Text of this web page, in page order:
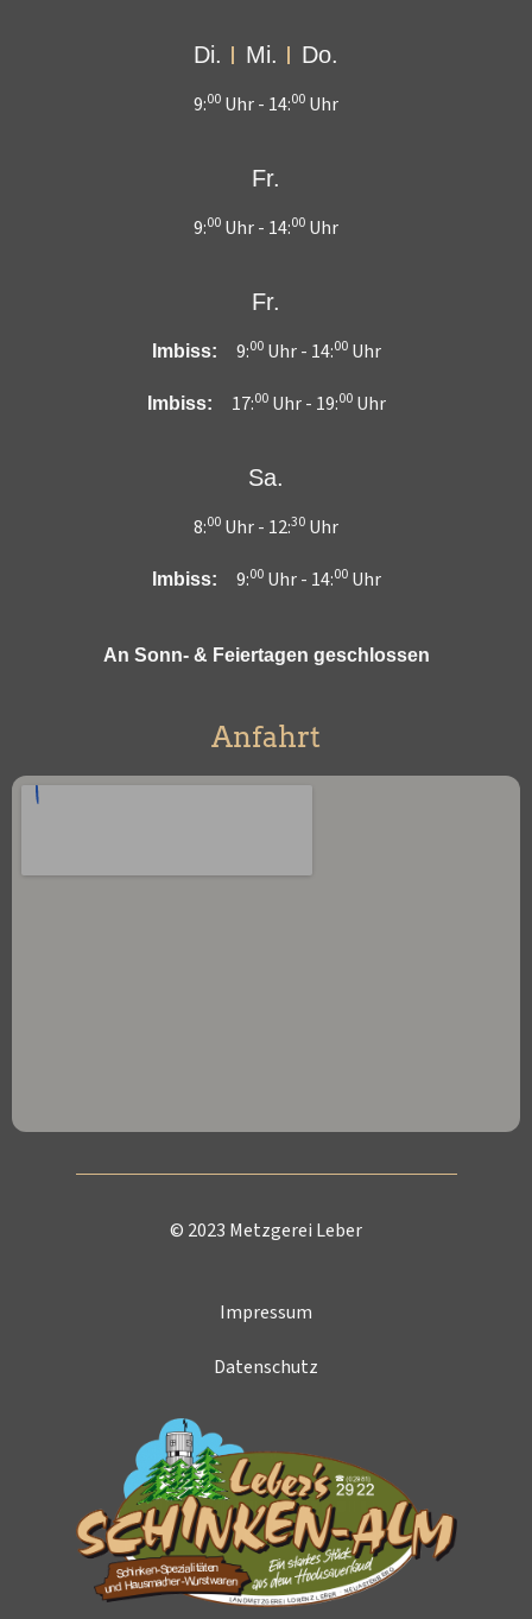
Di. Mi.
Do.
9:00 Uhr - 14:00 Uhr
Fr.
9:00 Uhr - 14:00 Uhr
Fr.
Imbiss: 9:00Uhr - 14:00Uhr
Imbiss: 17:00Uhr - 19:00Uhr
Sa.
8:00 Uhr - 12:30 Uhr
Imbiss: 9:00Uhr - 14:00Uhr
An Sonn- & Feiertagen geschlossen
Anfahrt
© 2023 Metzgerei Leber
Impressum
Datenschutz